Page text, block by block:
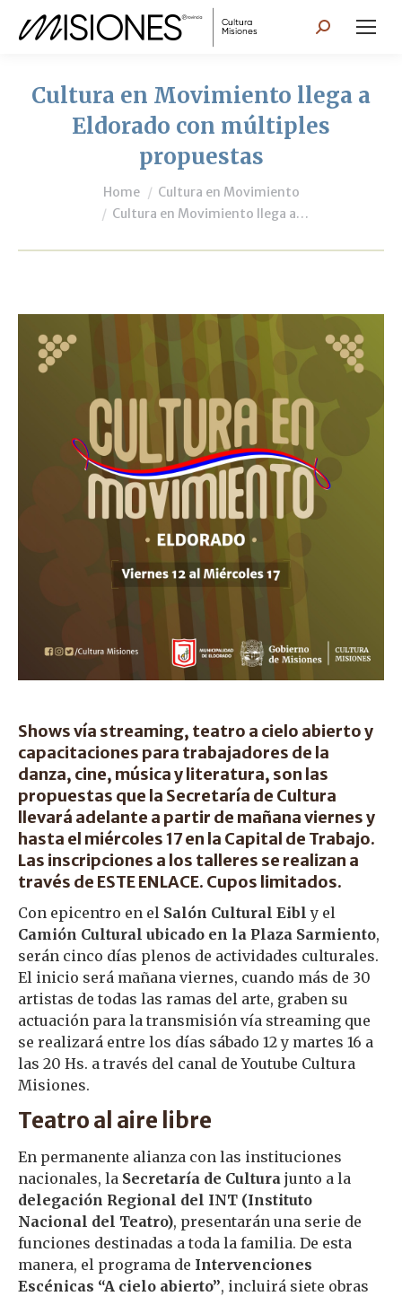
Search:
Cultura en Movimiento llega a
Eldorado con múltiples
propuestas
You are here:Home
Cultura en Movimiento
Cultura en Movimiento llega a…
Shows vía streaming, teatro a cielo abierto y
capacitaciones para trabajadores de la
danza, cine, música y literatura, son las
propuestas que la Secretaría de Cultura
llevará adelante a partir de mañana viernes y
hasta el miércoles 17 en la Capital de Trabajo.
Las inscripciones a los talleres se realizan a
través de ESTE ENLACE. Cupos limitados.
Con epicentro en el Salón Cultural Eibl y el
Camión Cultural ubicado en la Plaza Sarmiento,
serán cinco días plenos de actividades culturales.
El inicio será mañana viernes, cuando más de 30
artistas de todas las ramas del arte, graben su
actuación para la transmisión vía streaming que
se realizará entre los días sábado 12 y martes 16 a
las 20 Hs. a través del canal de Youtube Cultura
Misiones.
Teatro al aire libre
En permanente alianza con las instituciones
nacionales, la Secretaría de Cultura junto a la
delegación Regional del INT (Instituto
Nacional del Teatro), presentarán una serie de
funciones destinadas a toda la familia. De esta
manera, el programa de Intervenciones
Escénicas “A cielo abierto”, incluirá siete obras